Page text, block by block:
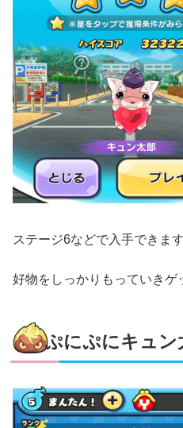
ステージ6などで入手できます
好物をしっかりもっていきゲ
ぷにぷにキュン